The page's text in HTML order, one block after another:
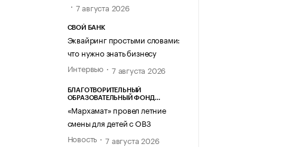
7 августа 2026
СВОЙ БАНК
Эквайринг простыми словами:
что нужно знать бизнесу
Интервью
7 августа 2026
БЛАГОТВОРИТЕЛЬНЫЙ
ОБРАЗОВАТЕЛЬНЫЙ ФОНД
«Мархамат» провел летние
смены для детей с ОВЗ
Новость
7 августа 2026